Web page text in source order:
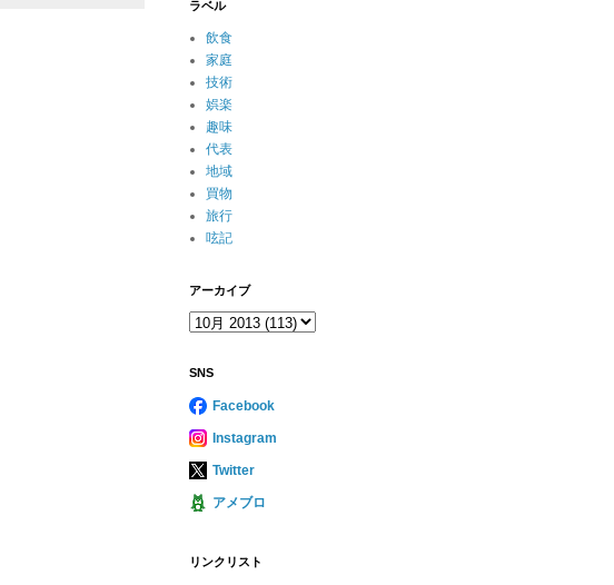
ラベル
飲食
家庭
技術
娯楽
趣味
代表
地域
買物
旅行
呟記
アーカイブ
SNS
Facebook
Instagram
Twitter
アメブロ
リンクリスト